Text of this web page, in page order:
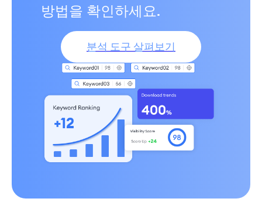
방법을 확인하세요.
분석 도구 살펴보기